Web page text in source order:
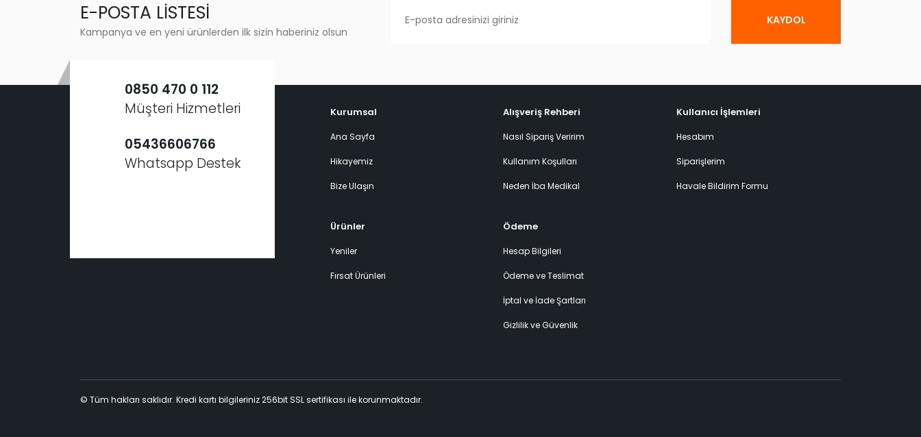
E-POSTA LİSTESİ
Kampanya ve en yeni ürünlerden ilk sizin haberiniz olsun
KAYDOL
0850 470 0 112
Müşteri Hizmetleri
05436606766
Whatsapp Destek
Kurumsal
Ana Sayfa
Hikayemiz
Bize Ulaşın
Alışveriş Rehberi
Nasıl Sipariş Veririm
Kullanım Koşulları
Neden İba Medikal
Ürünler
Yeniler
Fırsat Ürünleri
Ödeme
Hesap Bilgileri
Ödeme ve Teslimat
İptal ve İade Şartları
Gizlilik ve Güvenlik
Kullanıcı İşlemleri
Hesabım
Siparişlerim
Havale Bildirim Formu
© Tüm hakları saklıdır. Kredi kartı bilgileriniz 256bit SSL sertifikası ile korunmaktadır.